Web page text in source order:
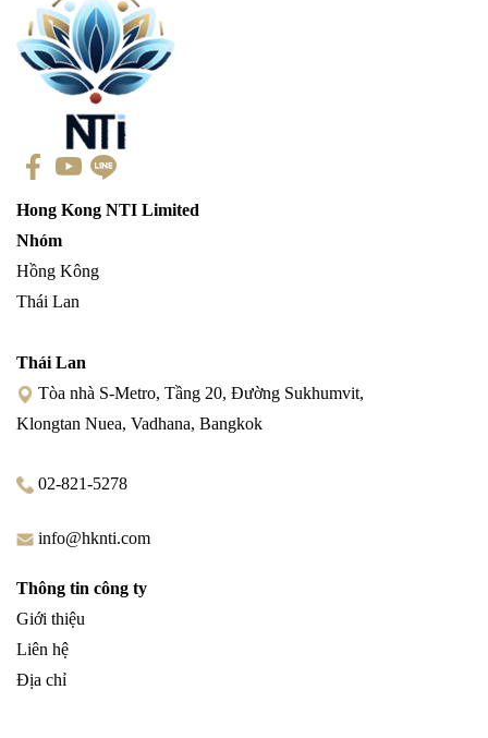
Hong Kong NTI Limited
Nhóm
Hồng Kông
Thái Lan
Thái Lan
Tòa nhà S-Metro, Tầng 20, Đường Sukhumvit,
Klongtan Nuea, Vadhana, Bangkok
02-821-5278
info@hknti.com
Thông tin công ty
Giới thiệu
Liên hệ
Địa chỉ